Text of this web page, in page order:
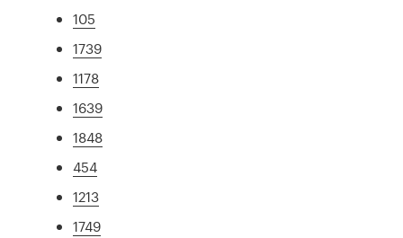
105
1739
1178
1639
1848
454
1213
1749